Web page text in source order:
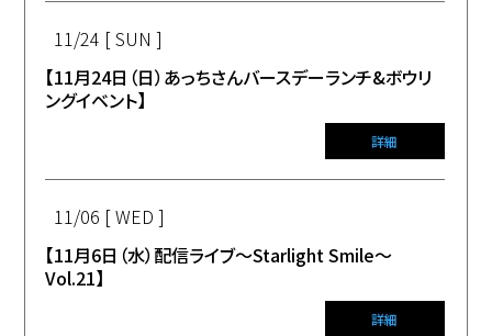
11/24 [ SUN ]
【11月24日（日）あっちさんバースデーランチ&ボウリ
ングイベント】
詳細
11/06 [ WED ]
【11月6日（水）配信ライブ〜Starlight Smile〜
Vol.21】
詳細